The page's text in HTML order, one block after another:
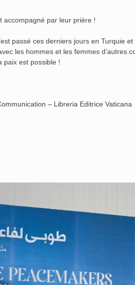
accompagné par leur prière !
passé ces derniers jours en Turquie
les hommes et les femmes d’autres
paix est possible !
– Libreria Editrice Vaticana